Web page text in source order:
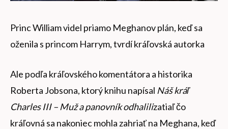
Princ William videl priamo Meghanov plán, keď sa
oženila s princom Harrym, tvrdí kráľovská autorka
Ale podľa kráľovského komentátora a historika
Roberta Jobsona, ktorý knihu napísal Náš kráľ
Charles III – Muž a panovník odhalilizatiaľ čo
kráľovná sa nakoniec mohla zahriať na Meghana, keď